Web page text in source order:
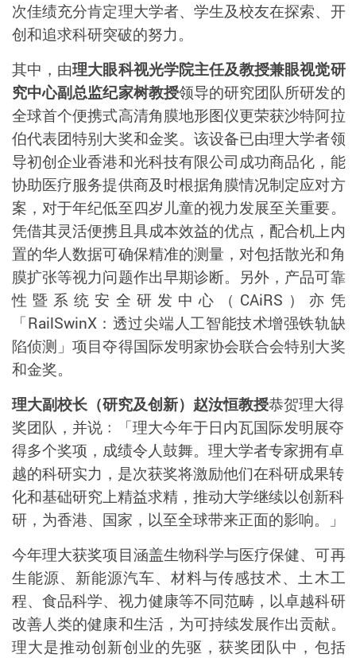
次佳绩充分肯定理大学者、学生及校友在探索、开
创和追求科研突破的努力。
其中，由理大眼科视光学院主任及教授兼眼视觉研
究中心副总监纪家树教授领导的研究团队所研发的
全球首个便携式高清角膜地形图仪更荣获沙特阿拉
伯代表团特别大奖和金奖。该设备已由理大学者领
导初创企业香港和光科技有限公司成功商品化，能
协助医疗服务提供商及时根据角膜情况制定应对方
案，对于年纪低至四岁儿童的视力发展至关重要。
凭借其灵活便携且具成本效益的优点，配合机上内
置的华人数据可确保精准的测量 ，对包括散光和角
膜扩张等视力问题作出早期诊断。另外，产品可靠
性暨系统安全研发中心（ CAiRS ）亦凭
「RailSwinX：透过尖端人工智能技术增强铁轨缺
陷侦测」项目夺得国际发明家协会联合会特别大奖
和金奖。
理大副校长（研究及创新）赵汝恒教授恭贺理大得
奖团队，并说﹕「理大今年于日内瓦国际发明展夺
得多个奖项，成绩令人鼓舞。理大学者专家拥有卓
越的科研实力，是次获奖将激励他们在科研成果转
化和基础研究上精益求精，推动大学继续以创新科
研，为香港、国家，以至全球带来正面的影响。」
今年理大获奖项目涵盖生物科学与医疗保健、可再
生能源、 新能源汽车、材料与传感技术、土木工
程、食品科学、视力健康等不同范畴，以卓越科研
改善人类的健康和生活，为可持续发展作出贡献。
理大是推动创新创业的先驱，获奖团队中，包括